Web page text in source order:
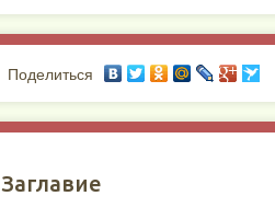
Поделиться
Заглавие